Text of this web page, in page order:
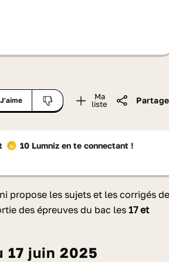
J'aime
Ma
liste
10 Lumnizen te connectant !
propose les sujets et les corrigés
des épreuves du bac les17 et
17 juin 2025